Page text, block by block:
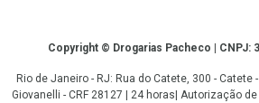
CopyrightCopyright © Drogarias Pacheco | CNPJ:
Rio de Janeiro - RJ: Rua do Catete, 300 - Catete
Giovanelli - CRF 28127 | 24 horas| Autorização